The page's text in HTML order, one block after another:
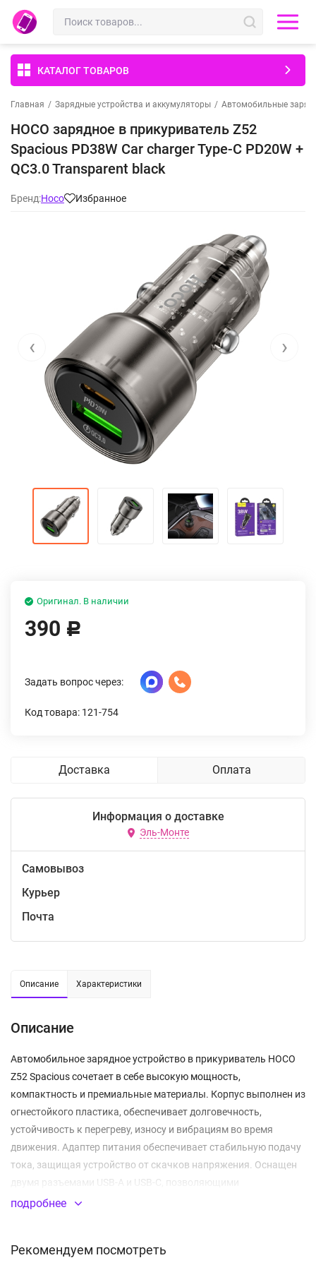
КАТАЛОГ ТОВАРОВ
Главная / Зарядные устройства и аккумуляторы / Автомобильные
HOCO зарядное в прикуриватель Z52
Spacious PD38W Car charger Type-C PD20W +
QC3.0 Transparent black
Бренд:Hoco Избранное
‹ ›
Оригинал. В наличии
390 Р
Задать вопрос через:
Код товара: 121-754
Доставка Оплата
Информация о доставке
Эль-Монте
Самовывоз
Курьер
Почта
Описание Характеристики
Описание
Автомобильное зарядное устройство в прикуриватель HOCO
Z52 Spacious сочетает в себе высокую мощность,
компактность и премиальные материалы. Корпус выполнен из
огнестойкого пластика, обеспечивает долговечность,
устойчивость к перегреву, износу и вибрациям во время
движения. Адаптер питания обеспечивает стабильную подачу
тока, защищая устройство от скачков напряжения. Оснащен
двумя разъемами USB-A и USB-C, позволяющими
одновременно заряжать два устройства. Помимо
USB-С Power delivery 20 Вт для максимально быстрой зарядки
подробнее
Рекомендуем посмотреть